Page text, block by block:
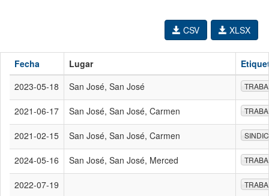
XLSX
CSV
Fecha Lugar
2023-05-18
San José, San José
2021-06-17 San José, San José, Carmen
2021-02-15 San José, San José, Carmen
2024-05-16 San José, San José, Merced
2022-07-19